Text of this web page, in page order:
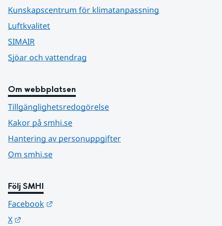
Kunskapscentrum för klimatanpassning
Luftkvalitet
SIMAIR
Sjöar och vattendrag
Om webbplatsen
Tillgänglighetsredogörelse
Kakor på smhi.se
Hantering av personuppgifter
Om smhi.se
Följ SMHI
Facebook
X